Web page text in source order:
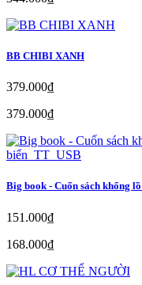
BB CHIBI XANH
379.000₫
379.000₫
Big book - Cuốn sách khổng
151.000₫
168.000₫